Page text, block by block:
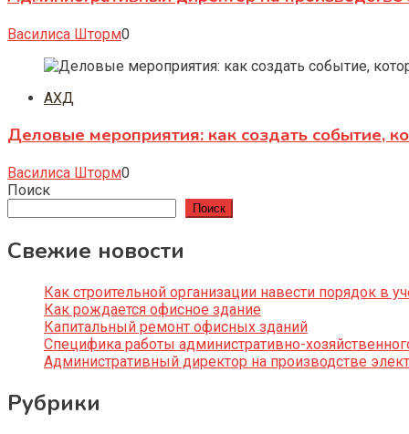
Василиса Шторм0
АХД
Деловые мероприятия: как создать событие,
Василиса Шторм0
Поиск
Поиск
Свежие новости
Как строительной организации навести порядок в
Как рождается офисное здание
Капитальный ремонт офисных зданий
Специфика работы административно-
Административный директор на производстве
Рубрики